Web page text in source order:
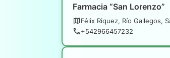
Farmacia “San Lorenzo”
Félix Riquez, Río Gallegos,
+542966457232